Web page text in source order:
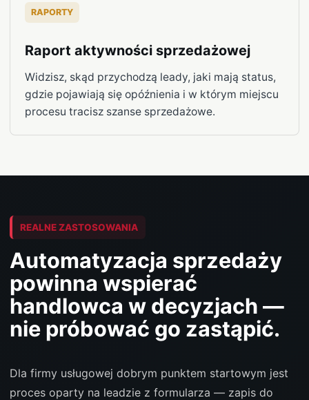
RAPORTY
Raport aktywności sprzedażowej
Widzisz, skąd przychodzą leady, jaki mają status,
gdzie pojawiają się opóźnienia i w którym miejscu
procesu tracisz szanse sprzedażowe.
REALNE ZASTOSOWANIA
Automatyzacja sprzedaży
powinna wspierać
handlowca w decyzjach —
nie próbować go zastąpić.
Dla firmy usługowej dobrym punktem startowym jest
proces oparty na leadzie z formularza — zapis do